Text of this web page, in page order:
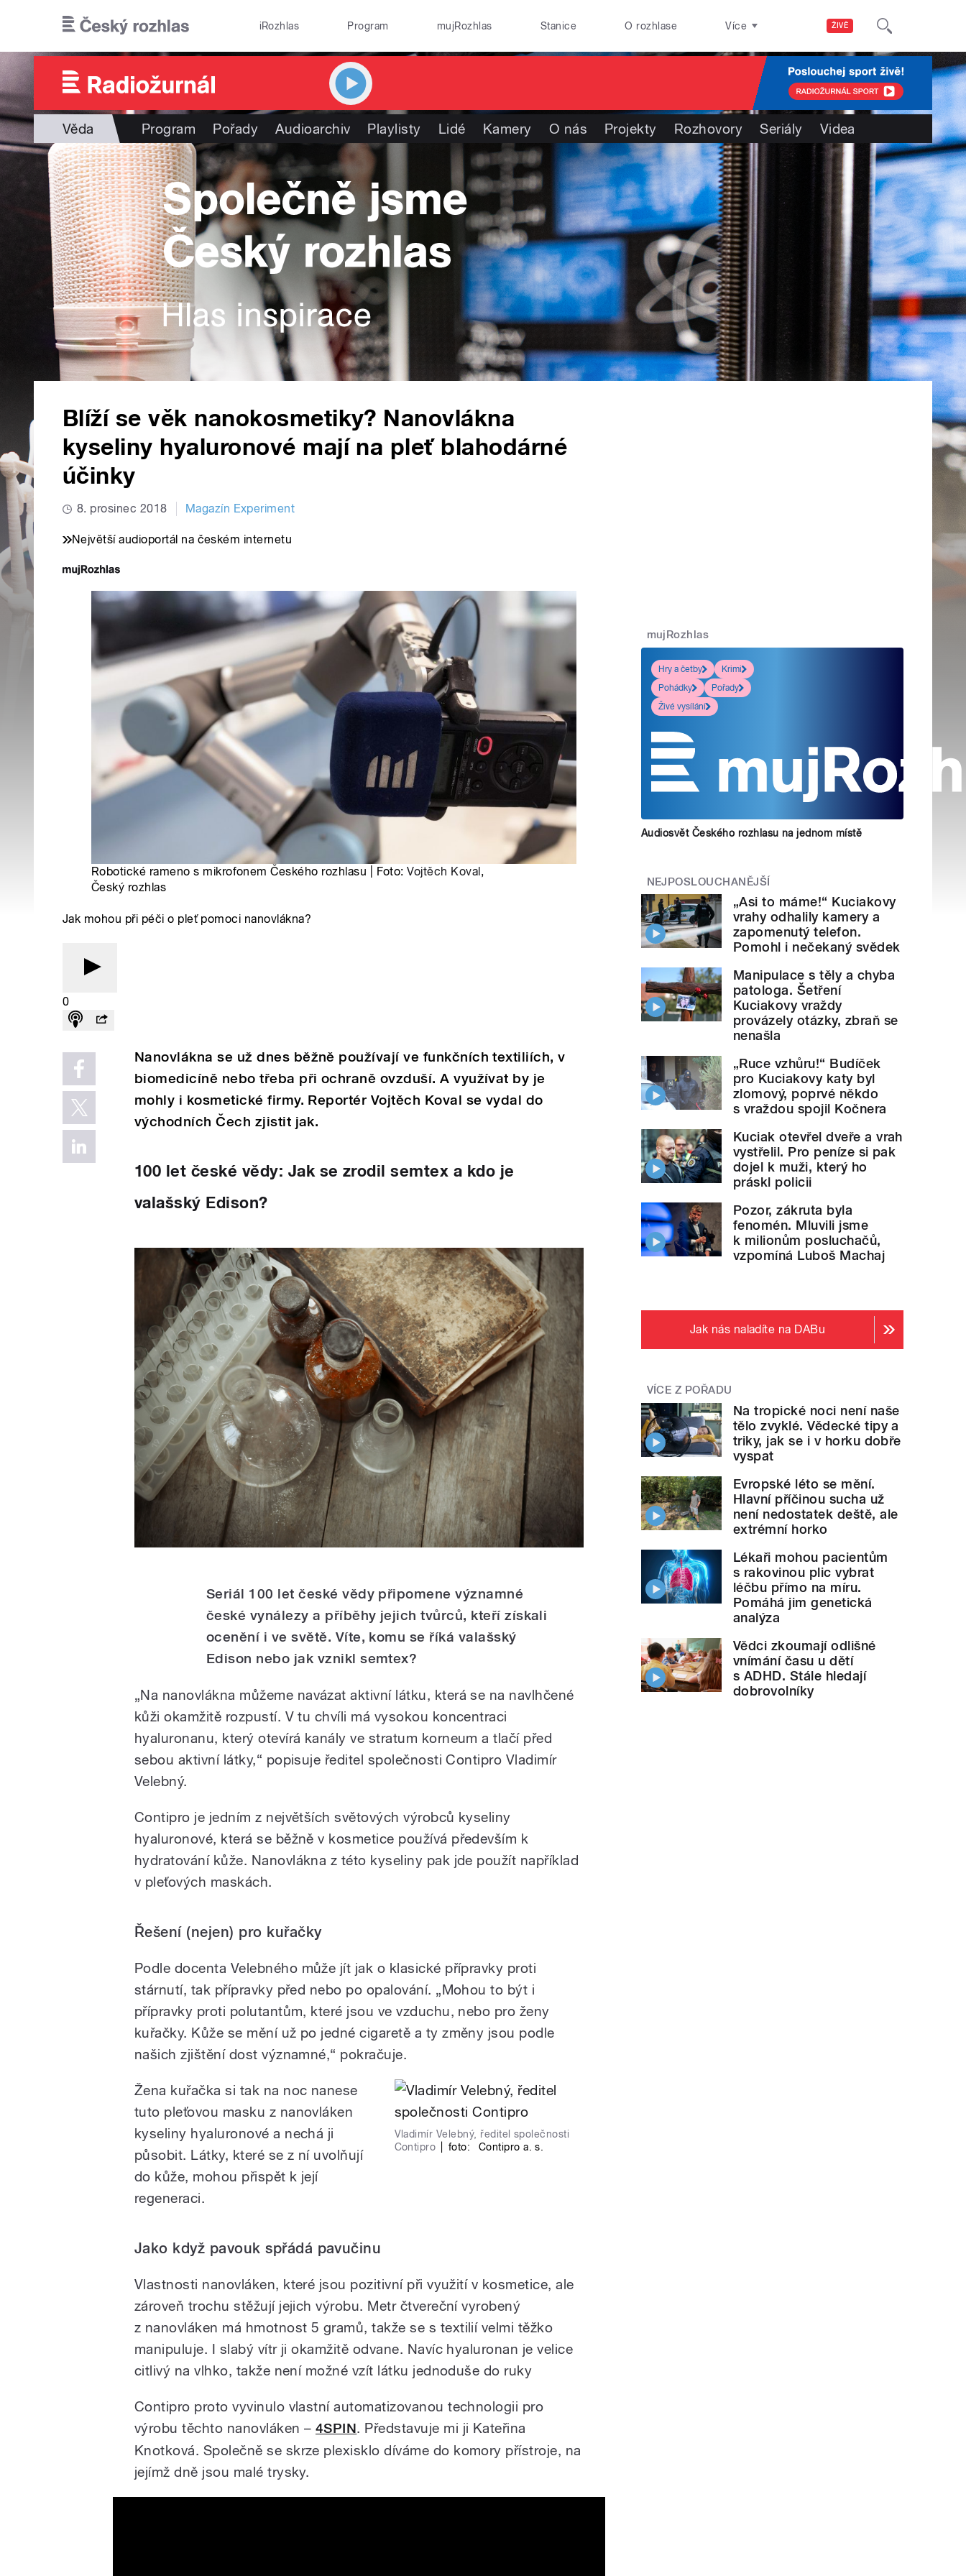
ŽIVĚ
iRozhlas Program mujRozhlas Stanice O rozhlase Více
Věda Program Pořady Audioarchiv Playlisty Lidé Kamery O nás Projekty Rozhovory Seriály Videa
Blíží se věk nanokosmetiky? Nanovlákna
kyseliny hyaluronové mají na pleť blahodárné
účinky
8. prosinec 2018 Magazín Experiment
Největší audioportál na českém internetu
Robotické rameno s mikrofonem Českého rozhlasu | Foto:Vojtěch Koval,
Český rozhlas
Jak mohou při péči o pleť pomoci nanovlákna?
0
Nanovlákna se už dnes běžně používají ve funkčních textiliích, v
biomedicíně nebo třeba při ochraně ovzduší. A využívat by je
mohly i kosmetické firmy. Reportér Vojtěch Koval se vydal do
východních Čech zjistit jak.
100 let české vědy: Jak se zrodil semtex a kdo je
valašský Edison?
Seriál 100 let české vědy připomene významné
české vynálezy a příběhy jejich tvůrců, kteří získali
ocenění i ve světě. Víte, komu se říká valašský
Edison nebo jak vznikl semtex?
„Na nanovlákna můžeme navázat aktivní látku, která se na navlhčené
kůži okamžitě rozpustí. V tu chvíli má vysokou koncentraci
hyaluronanu, který otevírá kanály ve stratum korneum a tlačí před
sebou aktivní látky,“ popisuje ředitel společnosti Contipro Vladimír
Velebný.
Contipro je jedním z největších světových výrobců kyseliny
hyaluronové, která se běžně v kosmetice používá především k
hydratování kůže. Nanovlákna z této kyseliny pak jde použít například
v pleťových maskách.
Řešení (nejen) pro kuřačky
Podle docenta Velebného může jít jak o klasické přípravky proti
stárnutí, tak přípravky před nebo po opalování. „Mohou to být i
přípravky proti polutantům, které jsou ve vzduchu, nebo pro ženy
kuřačky. Kůže se mění už po jedné cigaretě a ty změny jsou podle
našich zjištění dost významné,“ pokračuje.
Vladimír Velebný, ředitel společnosti
Contipro
foto: Contipro a. s.
Žena kuřačka si tak na noc nanese
tuto pleťovou masku z nanovláken
kyseliny hyaluronové a nechá ji
působit. Látky, které se z ní uvolňují
do kůže, mohou přispět k její
regeneraci.
Jako když pavouk spřádá pavučinu
Vlastnosti nanovláken, které jsou pozitivní při využití v kosmetice, ale
zároveň trochu stěžují jejich výrobu. Metr čtvereční vyrobený
z nanovláken má hmotnost 5 gramů, takže se s textilií velmi těžko
manipuluje. I slabý vítr ji okamžitě odvane. Navíc hyaluronan je velice
citlivý na vlhko, takže není možné vzít látku jednoduše do ruky
Contipro proto vyvinulo vlastní automatizovanou technologii pro
výrobu těchto nanovláken – 4SPIN. Představuje mi ji Kateřina
Knotková. Společně se skrze plexisklo díváme do komory přístroje, na
jejímž dně jsou malé trysky.
mujRozhlas
Hry a četby
Krimi
Pohádky
Pořady
Živé vysílání
Audiosvět Českého rozhlasu na jednom místě
NEJPOSLOUCHANĚJŠÍ
„Asi to máme!“ Kuciakovy
vrahy odhalily kamery a
zapomenutý telefon.
Pomohl i nečekaný svědek
Manipulace s těly a chyba
patologa. Šetření
Kuciakovy vraždy
provázely otázky, zbraň se
nenašla
„Ruce vzhůru!“ Budíček
pro Kuciakovy katy byl
zlomový, poprvé někdo
s vraždou spojil Kočnera
Kuciak otevřel dveře a vrah
vystřelil. Pro peníze si pak
dojel k muži, který ho
práskl policii
Pozor, zákruta byla
fenomén. Mluvili jsme
k milionům posluchačů,
vzpomíná Luboš Machaj
Jak nás naladíte na DABu
VÍCE Z POŘADU
Na tropické noci není naše
tělo zvyklé. Vědecké tipy a
triky, jak se i v horku dobře
vyspat
Evropské léto se mění.
Hlavní příčinou sucha už
není nedostatek deště, ale
extrémní horko
Lékaři mohou pacientům
s rakovinou plic vybrat
léčbu přímo na míru.
Pomáhá jim genetická
analýza
Vědci zkoumají odlišné
vnímání času u dětí
s ADHD. Stále hledají
dobrovolníky